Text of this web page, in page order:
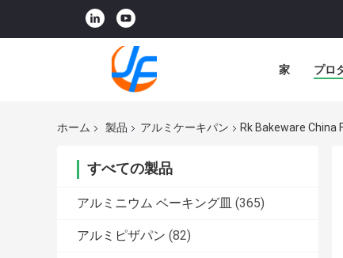
家 プロ
ホーム 製品 アルミケーキパン Rk Bakeware China
すべての製品
アルミニウム ベーキング皿 (365)
アルミピザパン (82)